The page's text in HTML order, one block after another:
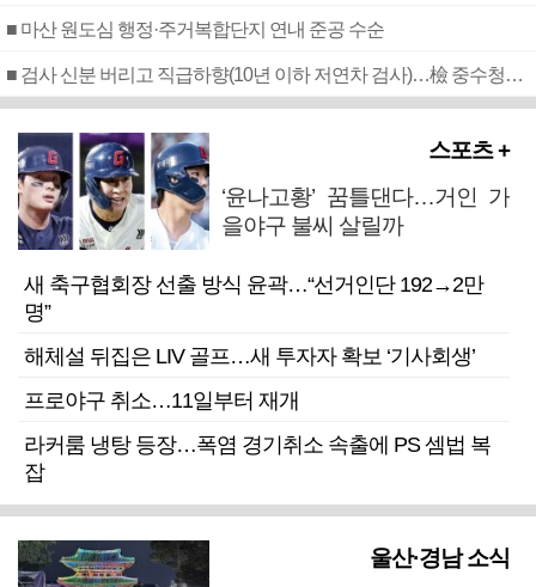
■ 마산 원도심 행정·주거복합단지 연내 준공 수순
■ 검사 신분 버리고 직급하향(10년 이하 저연차 검사)…檢 중수청행 기피
스포츠 +
‘윤나고황’ 꿈틀댄다…거인 가
을야구 불씨 살릴까
새 축구협회장 선출 방식 윤곽…“선거인단 192→2만
명”
해체설 뒤집은 LIV 골프…새 투자자 확보 ‘기사회생’
프로야구 취소…11일부터 재개
라커룸 냉탕 등장…폭염 경기취소 속출에 PS 셈법 복
잡
울산·경남 소식